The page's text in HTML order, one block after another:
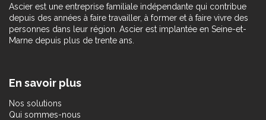
Ascier est une entreprise familiale indépendante qui contribue
depuis des années à faire travailler, à former et à faire vivre des
personnes dans leur région. Ascier est implantée en Seine-et-
Marne depuis plus de trente ans.
En savoir plus
Nos solutions
Qui sommes-nous